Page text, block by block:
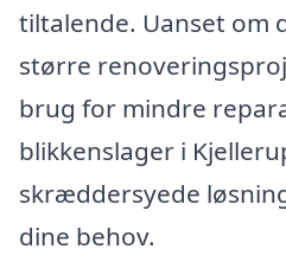
tiltalende. Uanset om
større
brug for mindre
blikkenslager i
skræddersyede
dine behov.